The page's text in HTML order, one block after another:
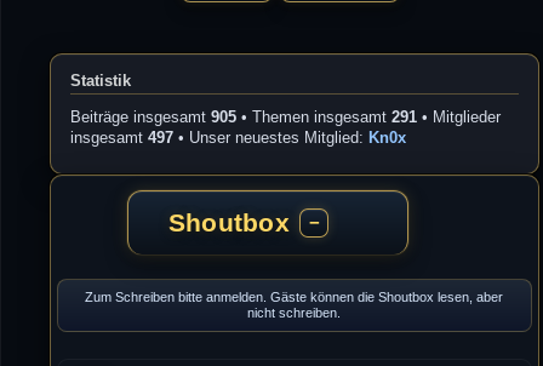
Statistik
Beiträge insgesamt905 • Themen insgesamt291 • Mitglieder
insgesamt497 • Unser neuestes Mitglied: Kn0x
Shoutbox −
Zum Schreiben bitte anmelden. Gäste können die Shoutbox lesen, aber
nicht schreiben.